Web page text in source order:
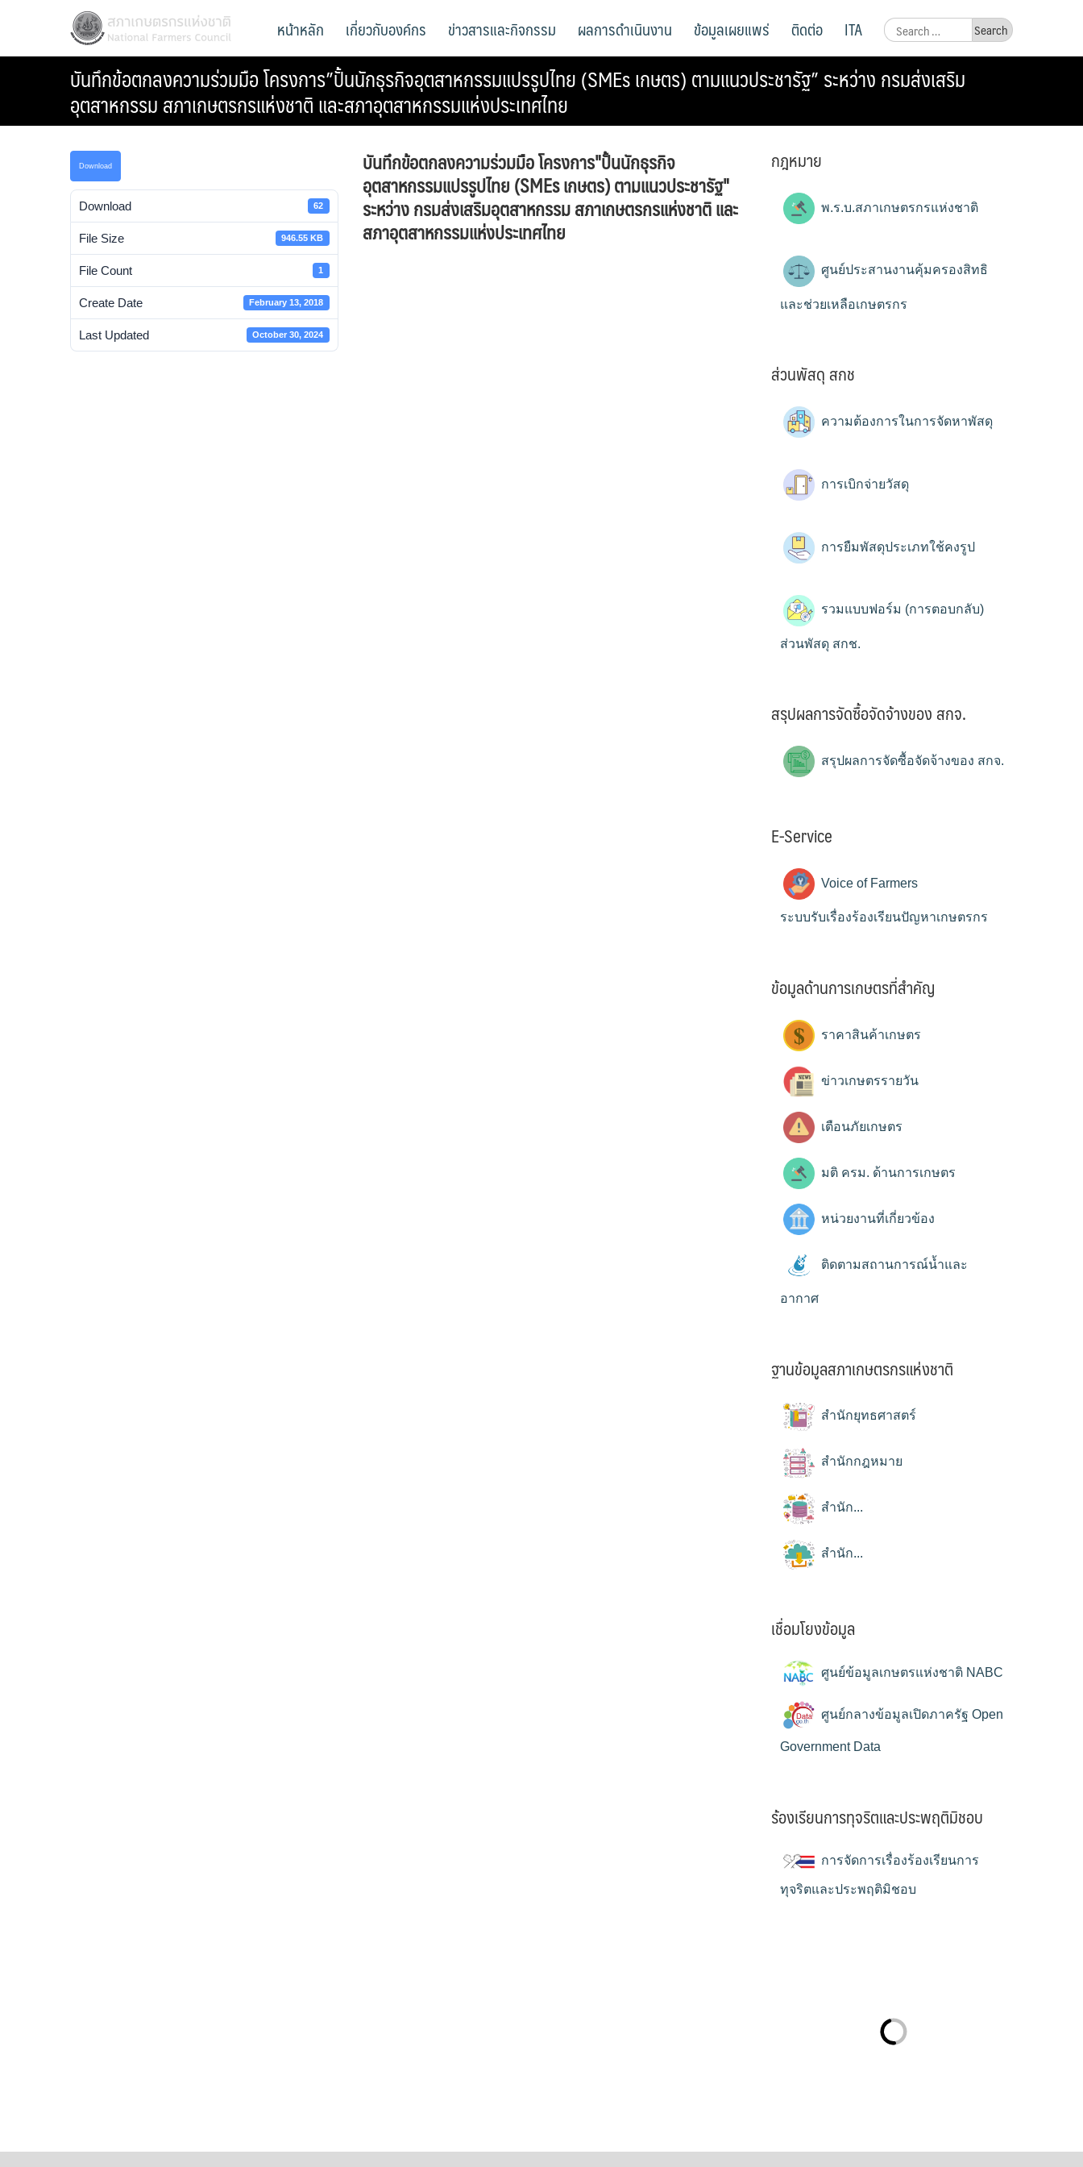
สภาเกษตรกรแห่งชาติ
National Farmers Council
Search
for:
หน้าหลัก เกี่ยวกับองค์กร ข่าวสารและกิจกรรม ผลการดำเนินงาน ข้อมูลเผยแพร่ ติดต่อ ITA
บันทึกข้อตกลงความร่วมมือ โครงการ”ปั้นนักธุรกิจอุตสาหกรรมแปรรูปไทย (SMEs เกษตร) ตามแนวประชารัฐ” ระหว่าง กรมส่งเสริม
อุตสาหกรรม สภาเกษตรกรแห่งชาติ และสภาอุตสาหกรรมแห่งประเทศไทย
Download
Download 62
File Size 946.55 KB
File Count 1
Create Date February 13, 2018
Last Updated October 30, 2024
บันทึกข้อตกลงความร่วมมือ โครงการ"ปั้นนักธุรกิจ
อุตสาหกรรมแปรรูปไทย (SMEs เกษตร) ตามแนวประชารัฐ"
ระหว่าง กรมส่งเสริมอุตสาหกรรม สภาเกษตรกรแห่งชาติ และ
สภาอุตสาหกรรมแห่งประเทศไทย
กฎหมาย
พ.ร.บ.สภาเกษตรกรแห่งชาติ
ศูนย์ประสานงานคุ้มครองสิทธิ
และช่วยเหลือเกษตรกร
ส่วนพัสดุ สกช
ความต้องการในการจัดหาพัสดุ
การเบิกจ่ายวัสดุ
การยืมพัสดุประเภทใช้คงรูป
รวมแบบฟอร์ม (การตอบกลับ)
ส่วนพัสดุ สกช.
สรุปผลการจัดซื้อจัดจ้างของ สกจ.
สรุปผลการจัดซื้อจัดจ้างของ สกจ.
E-Service
Voice of Farmers
ระบบรับเรื่องร้องเรียนปัญหาเกษตรกร
ข้อมูลด้านการเกษตรที่สำคัญ
ราคาสินค้าเกษตร
ข่าวเกษตรรายวัน
เตือนภัยเกษตร
มติ ครม. ด้านการเกษตร
หน่วยงานที่เกี่ยวข้อง
ติดตามสถานการณ์น้ำและ
อากาศ
ฐานข้อมูลสภาเกษตรกรแห่งชาติ
สำนักยุทธศาสตร์
สำนักกฎหมาย
สำนัก...
สำนัก...
เชื่อมโยงข้อมูล
ศูนย์ข้อมูลเกษตรแห่งชาติ NABC
ศูนย์กลางข้อมูลเปิดภาครัฐ Open
Government Data
ร้องเรียนการทุจริตและประพฤติมิชอบ
การจัดการเรื่องร้องเรียนการ
ทุจริตและประพฤติมิชอบ